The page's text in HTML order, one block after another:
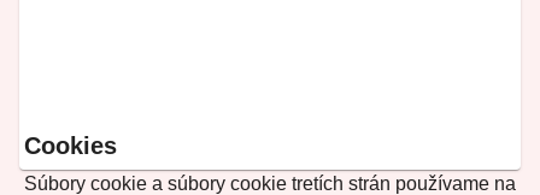
Cookies
Súbory cookie a súbory cookie tretích strán používame na